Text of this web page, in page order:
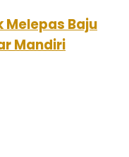
Melepas Baju
Mandiri